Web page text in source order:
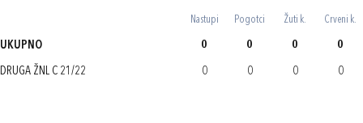
Nastupi Pogotci Žuti k. Crveni k.
UKUPNO 0 0 0 0
DRUGA ŽNL C 21/22 0 0 0 0